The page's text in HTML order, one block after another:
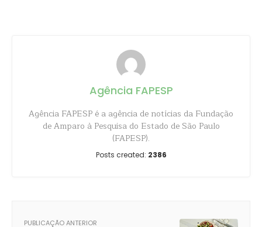
Agência FAPESP
Agência FAPESP é a agência de notícias da Fundação
de Amparo à Pesquisa do Estado de São Paulo
(FAPESP).
Posts created: 2386
PUBLICAÇÃO ANTERIOR